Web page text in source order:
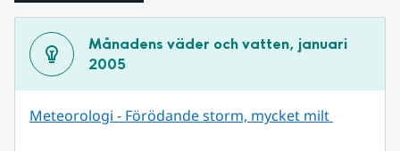
Månadens väder och vatten, januari
2005
Meteorologi - Förödande storm, mycket milt